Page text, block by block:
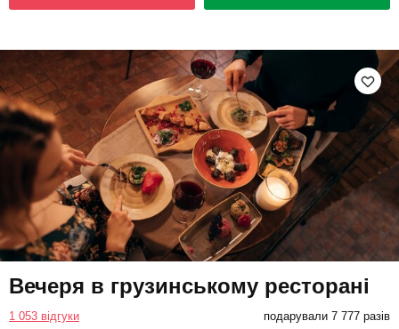
Вечеря в грузинському ресторані
1 053 відгуки подарували 7 777 разів